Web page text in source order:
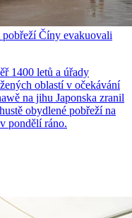
Číny evakuovali
1400 letů a úřady
oblastí v očekávání
na jihu Japonska zranil
obydlené pobřeží na
pondělí ráno.